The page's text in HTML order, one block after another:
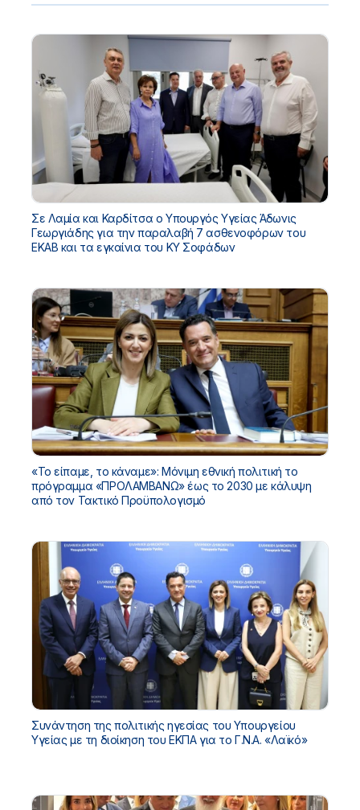
Σε Λαμία και Καρδίτσα ο Υπουργός Υγείας Άδωνις
Γεωργιάδης για την παραλαβή 7 ασθενοφόρων του
ΕΚΑΒ και τα εγκαίνια του ΚΥ Σοφάδων
«Το είπαμε, το κάναμε»: Μόνιμη εθνική πολιτική το
πρόγραμμα «ΠΡΟΛΑΜΒΑΝΩ» έως το 2030 με κάλυψη
από τον Τακτικό Προϋπολογισμό
Συνάντηση της πολιτικής ηγεσίας του Υπουργείου
Υγείας με τη διοίκηση του ΕΚΠΑ για το Γ.Ν.Α. «Λαϊκό»